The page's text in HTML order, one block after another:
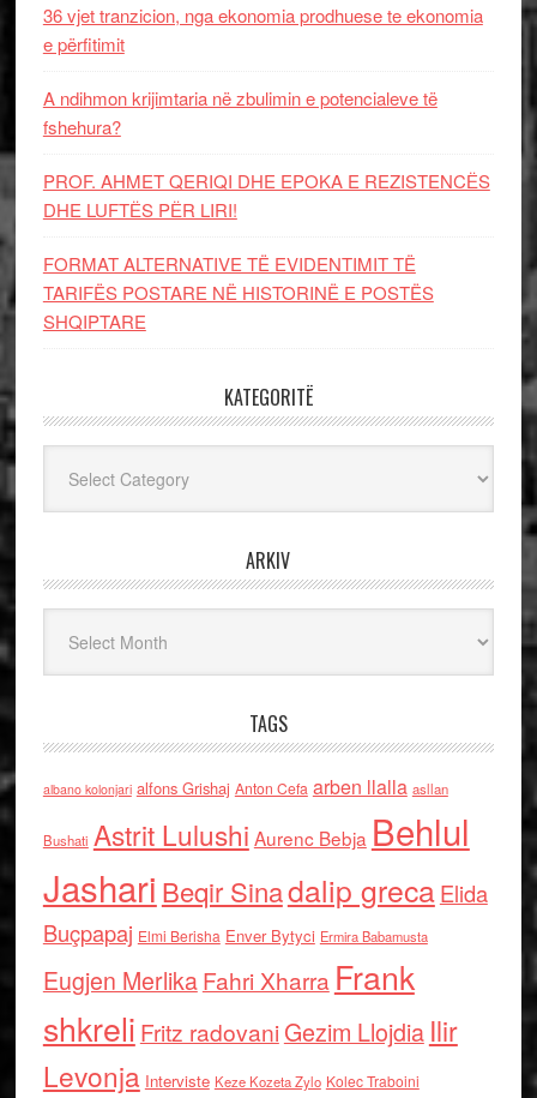
36 vjet tranzicion, nga ekonomia prodhuese te ekonomia
e përfitimit
A ndihmon krijimtaria në zbulimin e potencialeve të
fshehura?
PROF. AHMET QERIQI DHE EPOKA E REZISTENCЁS
DHE LUFTЁS PЁR LIRI!
FORMAT ALTERNATIVE TË EVIDENTIMIT TË
TARIFËS POSTARE NË HISTORINË E POSTËS
SHQIPTARE
KATEGORITË
ARKIV
TAGS
albano kolonjari alfons Grishaj Anton Cefa arben llalla asllan
Bushati Astrit Lulushi Aurenc Bebja Behlul
Jashari Beqir Sinadalip grecaElida
Buçpapaj Elmi Berisha Enver Bytyci Ermira Babamusta
Eugjen MerlikaFahri Xharra Frank
shkreli Fritz radovaniGezim Llojdia Ilir
Levonja Interviste Keze Kozeta Zylo Kolec Traboini